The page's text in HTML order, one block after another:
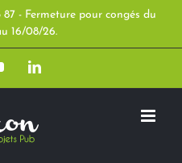
- Fermeture pour congés du
16/08/26.
YouTubeLinkedIn